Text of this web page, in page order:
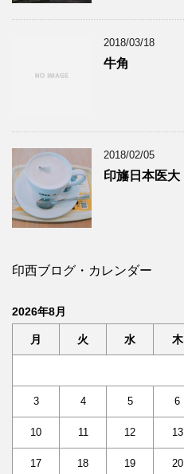
2018/03/18
牛角
2018/02/05
印旛日本医大
印西ブログ・カレンダー
2026年8月
月 火 水 木
3 4 5 6
10 11 12 13
17 18 19 20